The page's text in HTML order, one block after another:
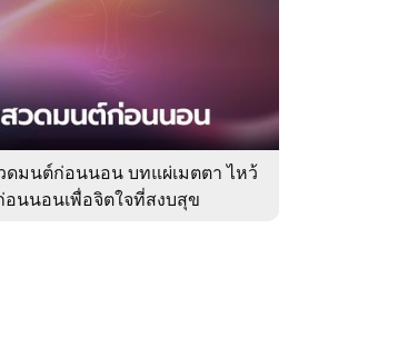
ดมนต์ก่อนนอน บทแผ่เมตตา ไหว้
อนนอนเพื่อจิตใจที่สงบสุข